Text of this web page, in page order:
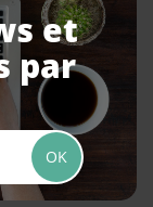
et
par
OK